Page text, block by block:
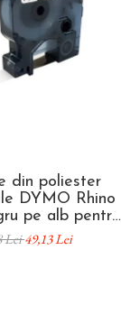
din poliester
DYMO Rhino
pe alb pentru
electrice,
electrice și
Lei49,13 Lei